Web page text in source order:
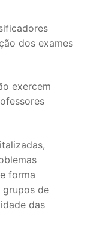
dos exames
exercem
forma
grupos de
das